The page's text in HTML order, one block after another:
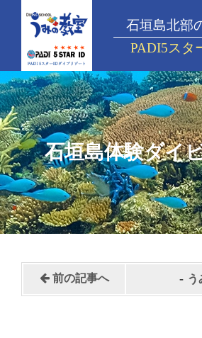
石垣島北部
PADI5スタ
石垣島体験ダイ
前の記事へ - う